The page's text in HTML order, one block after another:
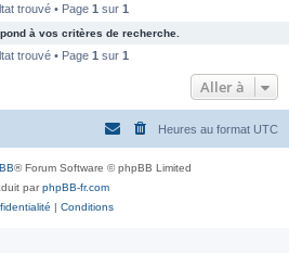
c
e
trouvé • Page 1 sur 1
à vos critères de recherche.
trouvé • Page 1 sur 1
Aller à
Heures au format UTC
® Forum Software © phpBB Limited
parphpBB-fr.com
| Conditions